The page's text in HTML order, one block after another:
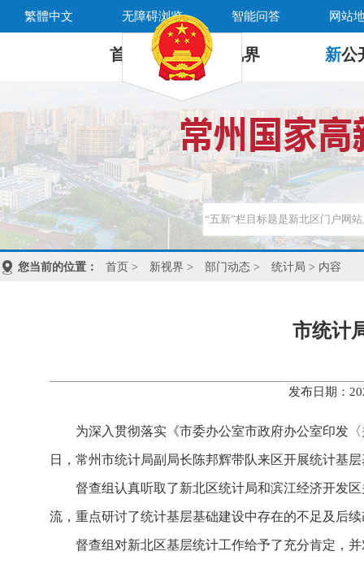
繁體中文 无障碍浏览 智能问答 网站
首 页 新 视界 新公
您当前的位置： 首页 > 新视界 > 部门动态 > 统计局 > 内容
市统计
发布日期：
为深入贯彻落实《市委办公室市政府办公室印发
日，常州市统计局副局长陈邦辉带队来区开展统计基
督查组认真听取了新北区统计局和滨江经济开发
流，重点研讨了统计基层基础建设中存在的不足及后
督查组对新北区基层统计工作给予了充分肯定，